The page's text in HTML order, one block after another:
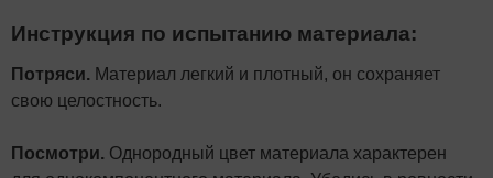
Инструкция по испытанию материала:
Потряси. Материал легкий и плотный, он сохраняет
свою целостность.
Посмотри. Однородный цвет материала характерен